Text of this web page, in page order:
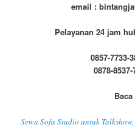
email :
Pelayanan 24 jam
0857-7733-
0878-
Sewa Sofa Studio untuk